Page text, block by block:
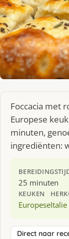
Foccacia met
Europese
minuten,
ingrediënten:
25 minuten
KEUKEN
EuropeseItalie
Direct naar